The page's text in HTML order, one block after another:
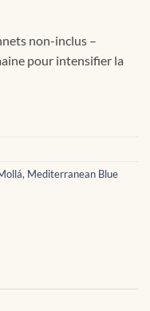
non-inclus –
pour intensifier la
, Mediterranean Blue